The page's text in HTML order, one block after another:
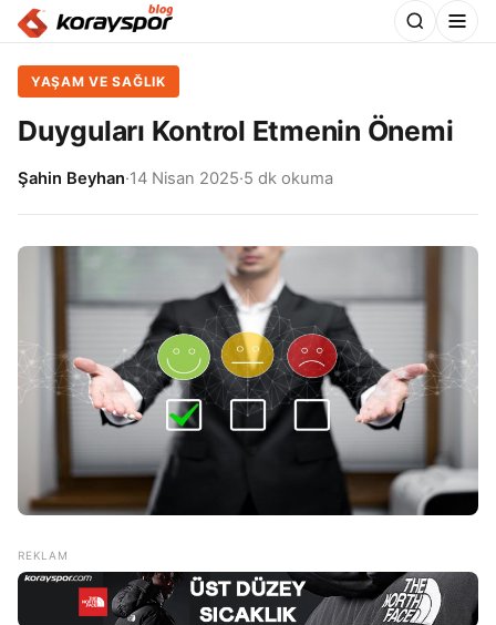
YAŞAM VE SAĞLIK
Duyguları Kontrol Etmenin Önemi
Şahin Beyhan·14 Nisan 2025·5 dk okuma